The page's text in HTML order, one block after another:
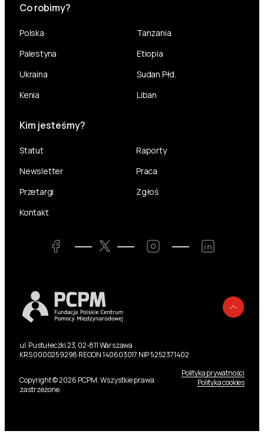
Co robimy?
Polska
Palestyna
Ukraina
Kenia
Tanzania
Etiopia
Sudan Płd.
Liban
Kim jesteśmy?
Statut
Raporty
Newsletter
Praca
Przetargi
Zgłoś
Kontakt
Facebook Twitter Instagram LinkedIn
ul. Pustułeczki 23, 02-811 Warszawa
KRS 0000259298 REGON 140603017 NIP 5252371402
Copyright © 2026 PCPM. Wszystkie prawa
zastrzeżone.
Polityka prywatności
Polityka cookies